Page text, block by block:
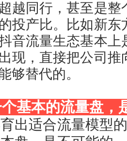
越同行，甚至是
投产比。比如新
音流量生态基本
现，直接把公司
够替代的。
基本的流量盘，
出适合流量模型